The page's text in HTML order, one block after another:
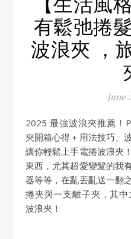
有鬆弛捲
波浪夾 ，
June
2025 最強波浪夾推薦！POPRORO 26mm 波浪蛋捲
夾開箱心得＋用法技巧、
讓你輕鬆上手電捲波浪夾
東西，尤其超愛變髮的我
器等等，在亂丟亂送一翻
捲夾與一支離子夾，其
波浪夾！